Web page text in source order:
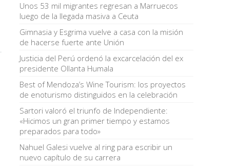
Unos 53 mil migrantes regresan a Marruecos
luego de la llegada masiva a Ceuta
Gimnasia y Esgrima vuelve a casa con la misión
de hacerse fuerte ante Unión
Justicia del Perú ordenó la excarcelación del ex
presidente Ollanta Humala
Best of Mendoza’s Wine Tourism: los proyectos
de enoturismo distinguidos en la celebración
Sartori valoró el triunfo de Independiente:
«Hicimos un gran primer tiempo y estamos
preparados para todo»
Nahuel Galesi vuelve al ring para escribir un
nuevo capítulo de su carrera